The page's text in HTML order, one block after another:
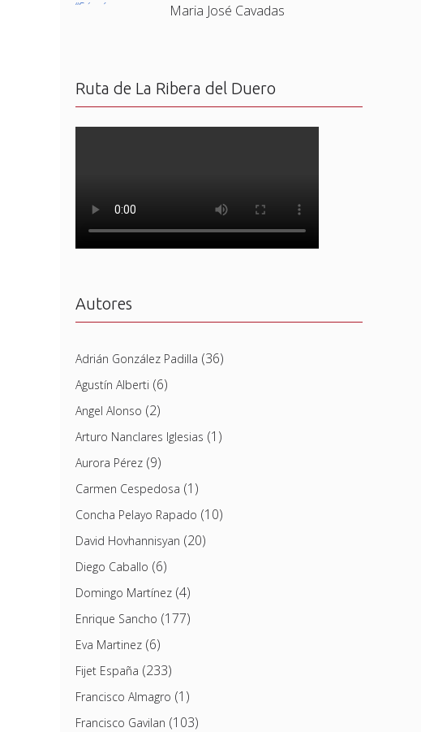
Maria José Cavadas
Ruta de La Ribera del Duero
Autores
Adrián González Padilla (36)
Agustín Alberti (6)
Angel Alonso (2)
Arturo Nanclares Iglesias (1)
Aurora Pérez(9)
Carmen Cespedosa (1)
Concha Pelayo Rapado (10)
David Hovhannisyan (20)
Diego Caballo (6)
Domingo Martínez(4)
Enrique Sancho (177)
Eva Martinez(6)
Fijet España (233)
Francisco Almagro (1)
Francisco Gavilan (103)